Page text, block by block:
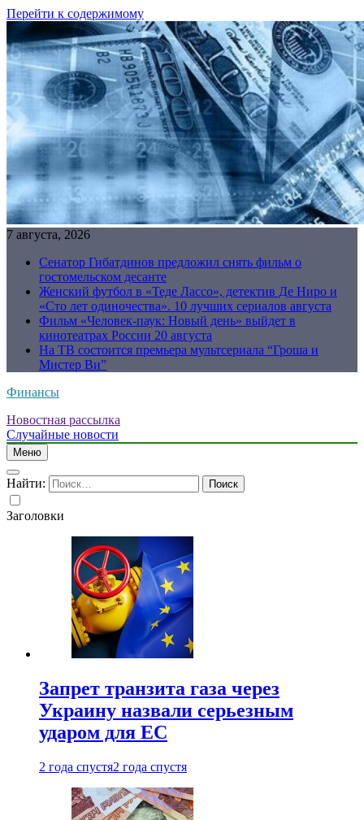
Перейти к содержимому
7 августа, 2026
Сенатор Гибатдинов предложил снять фильм о
гостомельском десанте
Женский футбол в «Теде Лассо», детектив Де Ниро и
«Сто лет одиночества». 10 лучших сериалов августа
Фильм «Человек-паук: Новый день» выйдет в
кинотеатрах России 20 августа
На ТВ состоится премьера мультсериала “Гроша и
Мистер Ви”
Финансы
Новостная рассылка
Случайные новости
Меню
Найти:
Заголовки
Запрет транзита газа через
Украину назвали серьезным
ударом для ЕС
2 года спустя2 года спустя